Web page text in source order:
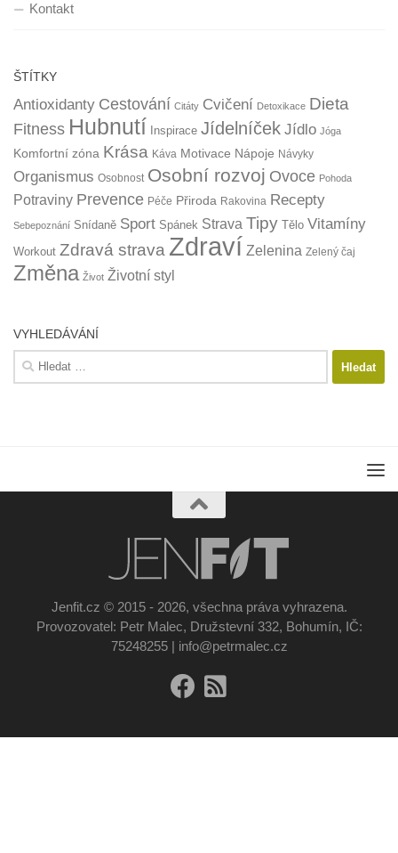
Kontakt
ŠTÍTKY
Antioxidanty Cestování Citáty Cvičení Detoxikace Dieta
Fitness Hubnutí Inspirace Jídelníček Jídlo Jóga
Komfortní zóna Krása Káva Motivace Nápoje Návyky
Organismus Osobnost Osobní rozvoj Ovoce Pohoda
Potraviny Prevence Péče Přiroda Rakovina Recepty
Sebepoznání Snídaně Sport Spánek Strava Tipy Tělo Vitamíny
Workout Zdravá strava Zdraví Zelenina Zelený čaj
Změna Život Životní styl
VYHLEDÁVÁNÍ
Vyhledávání
Jenfit.cz © 2015 - 2026, všechna práva vyhrazena.
Provozovatel: Petr Malec, Družstevní 332, Bohumín, IČ:
75248255 | info@petrmalec.cz